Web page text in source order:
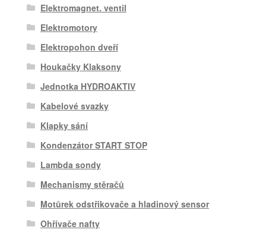
Elektromagnet. ventil
Elektromotory
Elektropohon dveří
Houkačky Klaksony
Jednotka HYDROAKTIV
Kabelové svazky
Klapky sání
Kondenzátor START STOP
Lambda sondy
Mechanismy stěračů
Motůrek odstřikovače a hladinový sensor
Ohřívače nafty